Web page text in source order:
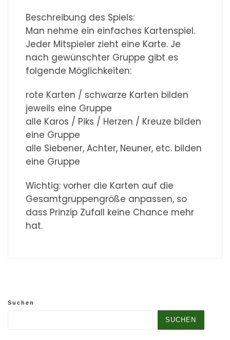
Beschreibung des Spiels:
Man nehme ein einfaches Kartenspiel.
Jeder Mitspieler zieht eine Karte. Je
nach gewünschter Gruppe gibt es
folgende Möglichkeiten:
rote Karten / schwarze Karten bilden
jeweils eine Gruppe
alle Karos / Piks / Herzen / Kreuze bilden
eine Gruppe
alle Siebener, Achter, Neuner, etc. bilden
eine Gruppe
Wichtig: vorher die Karten auf die
Gesamtgruppengröße anpassen, so
dass Prinzip Zufall keine Chance mehr
hat.
Suchen
SUCHEN